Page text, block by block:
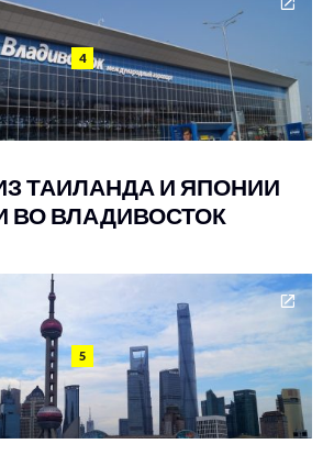
4
ТАИЛАНДА И ЯПОНИИ
ВО ВЛАДИВОСТОК
5